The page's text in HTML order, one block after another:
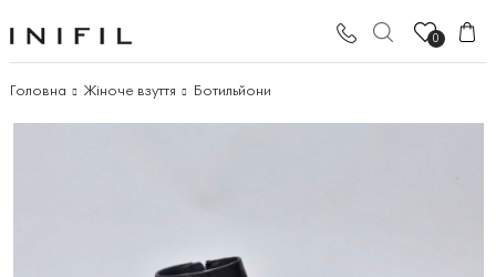
0
Головна Жіноче взуття Ботильйони